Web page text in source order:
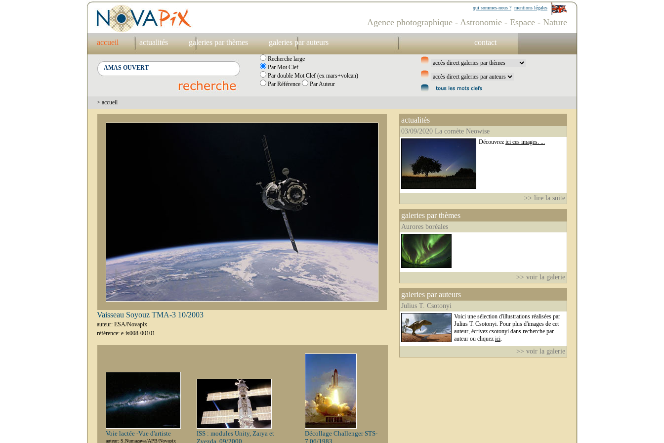
mentions légales
qui sommes-nous ?
Agence photographique - Astronomie - Espace - Nature
accueil actualités galeries par thèmes galeries par auteurs contact
Recherche large
Par Mot Clef
Par double Mot Clef (ex mars+volcan)
Par Référence
Par Auteur
> accueil
Vaisseau Soyouz TMA-3 10/2003
auteur: ESA/Novapix
référence: e-is008-00101
Voie lactée -Vue d'artiste
auteur: S.Numazawa/APB/Novapix
ISS : modules Unity, Zarya et
Zvezda. 09/2000
Décollage Challenger STS-
7 06/1983
actualités
03/09/2020 La comète Neowise
Découvrez ici ces images. ...
>> lire la suite
galeries par thèmes
Aurores boréales
>> voir la galerie
galeries par auteurs
Julius T. Csotonyi
Voici une sélection d'illustrations réalisées par
Julius T. Csotonyi. Pour plus d'images de cet
auteur, écrivez csotonyi dans recherche par
auteur ou cliquez ici.
>> voir la galerie